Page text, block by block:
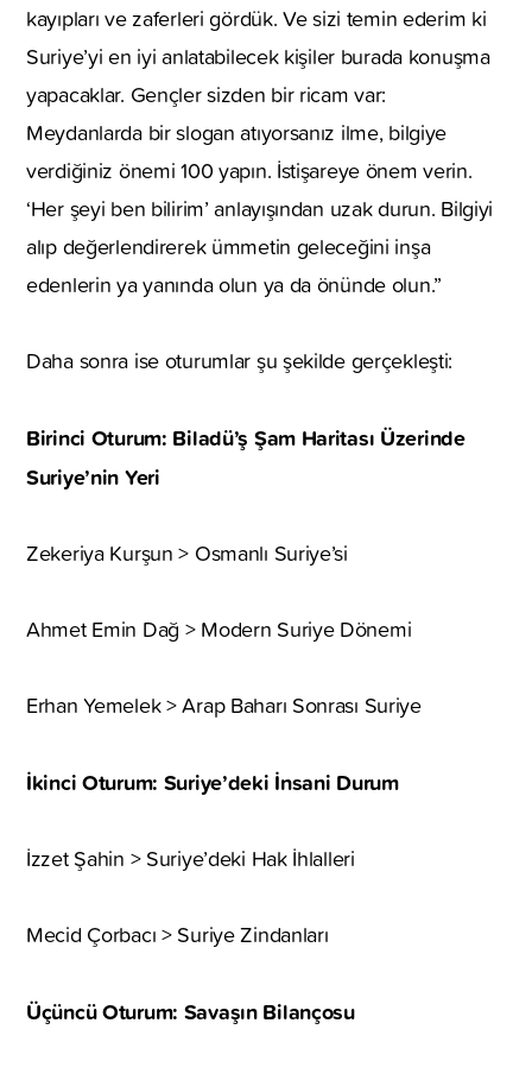
kayıpları ve zaferleri gördük. Ve sizi temin ederim ki
Suriye’yi en iyi anlatabilecek kişiler burada konuşma
yapacaklar. Gençler sizden bir ricam var:
Meydanlarda bir slogan atıyorsanız ilme, bilgiye
verdiğiniz önemi 100 yapın. İstişareye önem verin.
‘Her şeyi ben bilirim’ anlayışından uzak durun. Bilgiyi
alıp değerlendirerek ümmetin geleceğini inşa
edenlerin ya yanında olun ya da önünde olun.”
Daha sonra ise oturumlar şu şekilde gerçekleşti:
Birinci Oturum: Biladü’ş Şam Haritası Üzerinde
Suriye’nin Yeri
Zekeriya Kurşun > Osmanlı Suriye’si
Ahmet Emin Dağ > Modern Suriye Dönemi
Erhan Yemelek > Arap Baharı Sonrası Suriye
İkinci Oturum: Suriye’deki İnsani Durum
İzzet Şahin > Suriye’deki Hak İhlalleri
Mecid Çorbacı > Suriye Zindanları
Üçüncü Oturum: Savaşın Bilançosu